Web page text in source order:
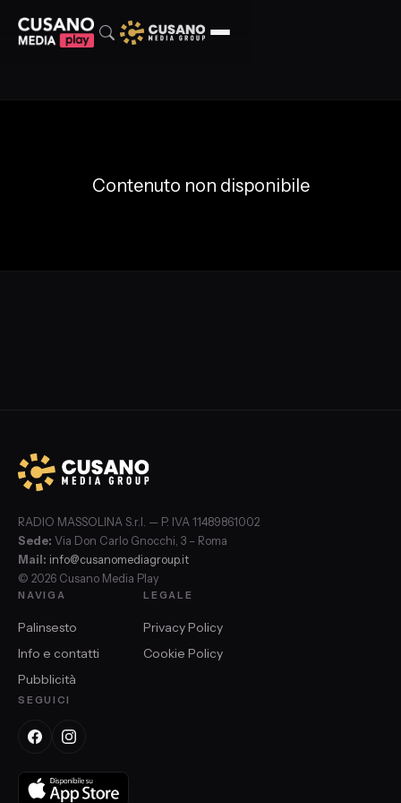
Contenuto non disponibile
RADIO MASSOLINA S.r.l. — P. IVA 11489861002
Sede: Via Don Carlo Gnocchi, 3 – Roma
Mail: info@cusanomediagroup.it
© 2026 Cusano Media Play
NAVIGA
Palinsesto
Info e contatti
Pubblicità
LEGALE
Privacy Policy
Cookie Policy
SEGUICI